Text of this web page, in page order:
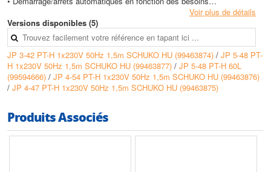
• Réduction des démarrages intempestifs en cas de faible consommation
ou de micro fuites.
• Réduction des coups de béliers dans la tuyauterie
Conception
• Groupe composé d’une pompe (JP ou CM), d’un réservoir à
diaphragme, d’un contacteur manométrique et d’un manomètre.
• Pompe auto-amorçante (JP), se référer aux caractéristiques de pompes
Caractéristiques techniques
• Pression de service max : 6 bars
Voir plus de détails
Versions disponibles (5)
JP 3-42 PT-H 1x230V 50Hz 1,5m SCHUKO HU (99463874) / JP 5-48 PT-
H 1x230V 50Hz 1,5m SCHUKO HU (99463877) / JP 5-48 PT-H 60L
(99594666) / JP 4-54 PT-H 1x230V 50Hz 1,5m SCHUKO HU (99463876)
/ JP 4-47 PT-H 1x230V 50Hz 1,5m SCHUKO HU (99463875)
Produits Associés